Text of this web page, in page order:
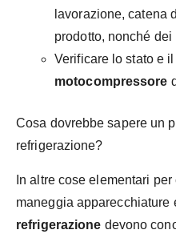
lavorazione, catena
prodotto, nonché
Verificare lo stato e
motocompressore
Cosa dovrebbe sapere un
refrigerazione?
In altre cose elementari
maneggia apparecchiature
refrigerazione devono